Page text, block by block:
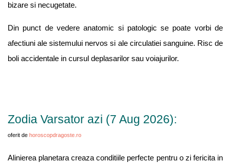
bizare si necugetate.
Din punct de vedere anatomic si patologic se poate vorbi de
afectiuni ale sistemului nervos si ale circulatiei sanguine. Risc de
boli accidentale in cursul deplasarilor sau voiajurilor.
Zodia Varsator azi (7 Aug 2026):
oferit de horoscopdragoste.ro
Alinierea planetara creaza conditiile perfecte pentru o zi fericita in